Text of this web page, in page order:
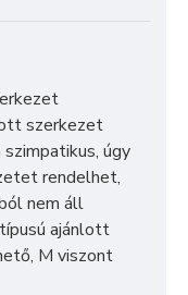
szerkezet
úgy
rendelhet,
nem áll
ajánlott
M viszont